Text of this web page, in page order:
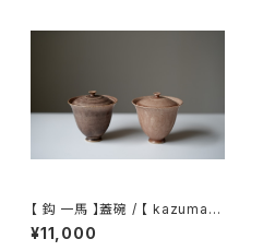
【 鈎 一馬 】蓋碗 / 【 kazuma
magari 】Gaiwan
¥11,000